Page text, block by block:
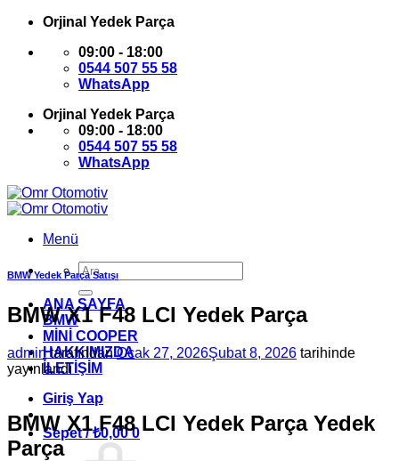
İçeriğeOrjinal Yedek Parça
09:00 - 18:00
0544 507 55 58
WhatsApp
Orjinal Yedek Parça
09:00 - 18:00
0544 507 55 58
WhatsApp
Menü
Ara:
ANA SAYFA
BMW
MİNİ COOPER
HAKKIMIZDA
İLETİŞİM
Giriş Yap
Sepet /₺0,00 0
BMW Yedek Parça Satışı
BMW X1 F48 LCI Yedek Parça
admintarafından Ocak 27, 2026Şubat 8, 2026 tarihinde
yayınlandı
BMW X1 F48 LCI Yedek Parça Yedek
Parça